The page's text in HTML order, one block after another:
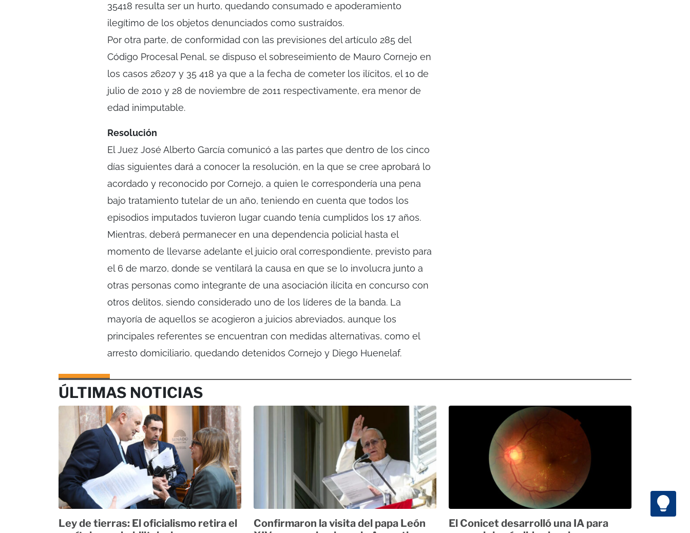
35418 resulta ser un hurto, quedando consumado e apoderamiento
ilegítimo de los objetos denunciados como sustraídos.
Por otra parte, de conformidad con las previsiones del artículo 285 del
Código Procesal Penal, se dispuso el sobreseimiento de Mauro Cornejo en
los casos 26207 y 35 418 ya que a la fecha de cometer los ilícitos, el 10 de
julio de 2010 y 28 de noviembre de 2011 respectivamente, era menor de
edad inimputable.
Resolución
El Juez José Alberto García comunicó a las partes que dentro de los cinco
días siguientes dará a conocer la resolución, en la que se cree aprobará lo
acordado y reconocido por Cornejo, a quien le correspondería una pena
bajo tratamiento tutelar de un año, teniendo en cuenta que todos los
episodios imputados tuvieron lugar cuando tenía cumplidos los 17 años.
Mientras, deberá permanecer en una dependencia policial hasta el
momento de llevarse adelante el juicio oral correspondiente, previsto para
el 6 de marzo, donde se ventilará la causa en que se lo involucra junto a
otras personas como integrante de una asociación ilícita en concurso con
otros delitos, siendo considerado uno de los líderes de la banda. La
mayoría de aquellos se acogieron a juicios abreviados, aunque los
principales referentes se encuentran con medidas alternativas, como el
arresto domiciliario, quedando detenidos Cornejo y Diego Huenelaf.
ÚLTIMAS NOTICIAS
Ley de tierras: El oficialismo retira el
Confirmaron la visita del papa León
El Conicet desarrolló una IA para